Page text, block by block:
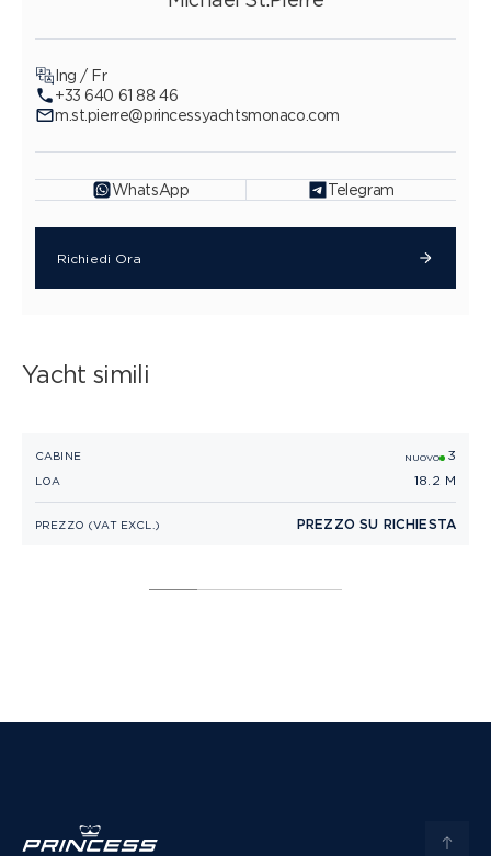
Ing / Fr
+33 640 61 88 46
m.st.pierre@princessyachtsmonaco.com
WhatsApp Telegram
Richiedi Ora
Yacht simili
PRINCESS F58 NUOVO
PREZZO (VAT EXCL.) PREZZO SU RICHIESTA
CABINE 3
LOA 18.2 M